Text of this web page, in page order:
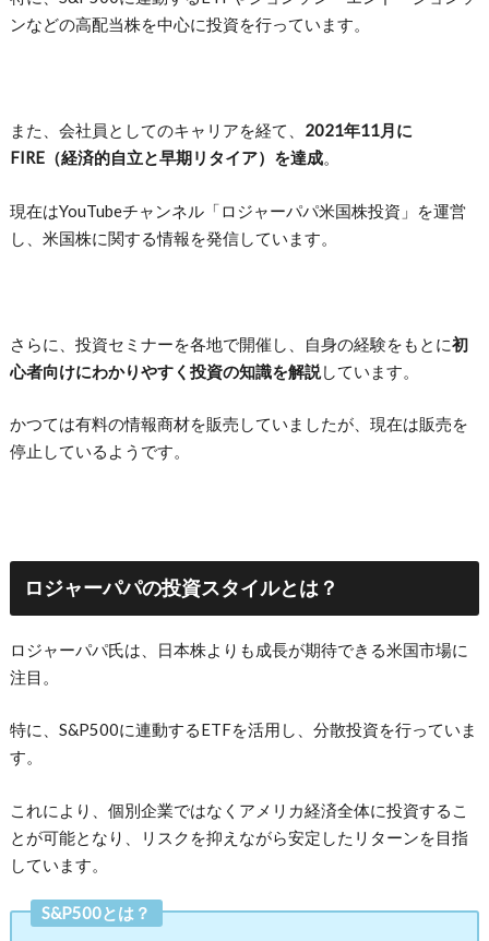
ンなどの高配当株を中心に投資を行っています。
また、会社員としてのキャリアを経て、 2021年11月に
FIRE（経済的自立と早期リタイア）を達成。
現在はYouTubeチャンネル「ロジャーパパ米国株投資」を運営
し、米国株に関する情報を発信しています。
さらに、投資セミナーを各地で開催し、自身の経験をもとに初
心者向けにわかりやすく投資の知識を解説しています。
かつては有料の情報商材を販売していましたが、現在は販売を
停止しているようです。
ロジャーパパの投資スタイルとは？
ロジャーパパ氏は、日本株よりも成長が期待できる米国市場に
注目。
特に、S&P500に連動するETFを活用し、分散投資を行っていま
す。
これにより、個別企業ではなくアメリカ経済全体に投資するこ
とが可能となり、リスクを抑えながら安定したリターンを目指
しています。
S&P500とは？